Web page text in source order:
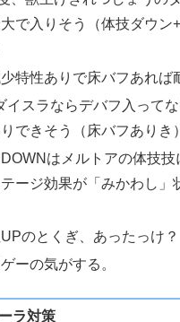
で入りそう（体技ダウン
特性ありで床バフあれば
イスラならデバフ入って
できそう（床バフありき）
はメルトアの体技技
ージ効果が「みかわし」
のとくぎ、あったっけ？
ーの気がする。
ラ対策